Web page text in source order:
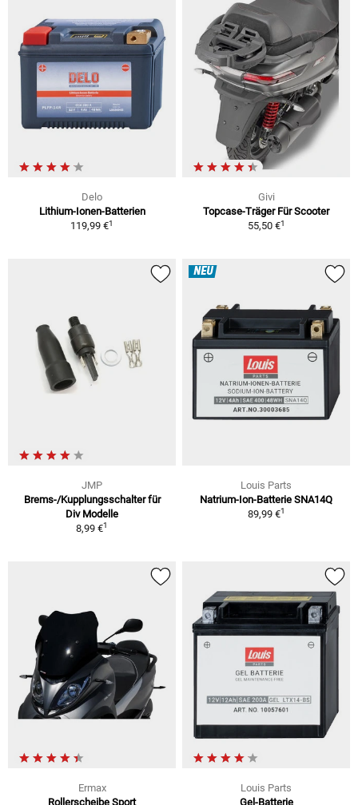
Delo
Lithium-Ionen-Batterien
119,99 €1
Givi
Topcase-Träger Für Scooter
55,50 €1
JMP
Brems-/Kupplungsschalter für
Div Modelle
8,99 €1
NEU
Louis Parts
Natrium-Ion-Batterie SNA14Q
89,99 €1
Ermax
Rollerscheibe Sport
Louis Parts
Gel-Batterie